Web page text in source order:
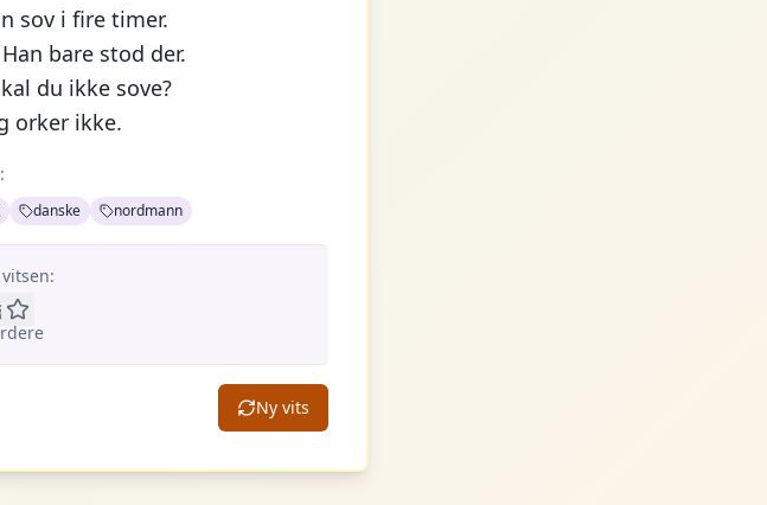
sov i fire timer.
bare stod der.
du ikke sove?
orker ikke.
danske nordmann
Ny vits